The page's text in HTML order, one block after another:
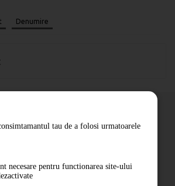
Denumire
tau de a folosi urmatoarele
necesare pentru functionarea site-ului